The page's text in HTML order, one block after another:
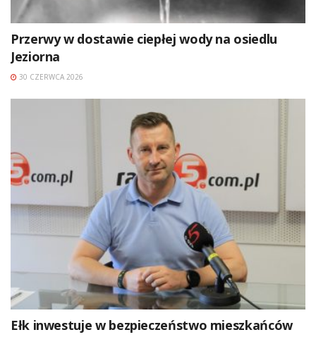
Przerwy w dostawie ciepłej wody na osiedlu
Jeziorna
30 CZERWCA 2026
Ełk inwestuje w bezpieczeństwo mieszkańców